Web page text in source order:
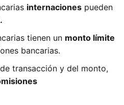
internaciones pueden
tienen un monto límite
bancarias.
transacción y del monto,